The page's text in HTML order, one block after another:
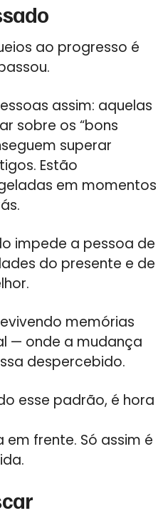
ao progresso é
assim: aquelas
sobre os “bons
superar
Estão
em momentos
impede a pessoa de
do presente e de
memórias
— onde a mudança
despercebido.
esse padrão, é hora
frente. Só assim é